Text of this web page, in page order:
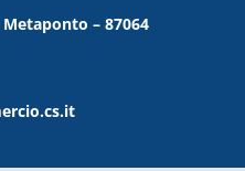
– 87064